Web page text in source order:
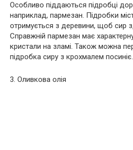
Особливо піддаються підробці
наприклад, пармезан. Підробки
отримується з деревини, щоб сир
Справжній пармезан має характерну
кристали на зламі. Також можна
підробка сиру з крохмалем посиніє.
3. Оливкова олія